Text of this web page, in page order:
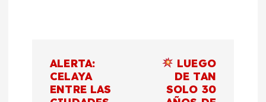
ALERTA:
CELAYA
ENTRE LAS
LUEGO
DE TAN
SOLO 30